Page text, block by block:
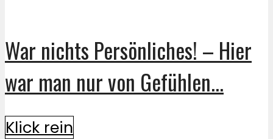
War nichts Persönliches! – Hier
war man nur von Gefühlen...
Klick rein